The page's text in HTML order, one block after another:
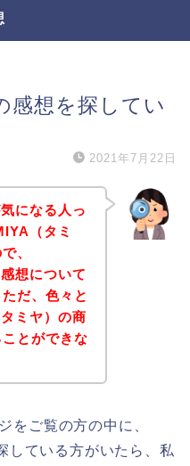
感想を探してい
2021年7月22日
になる人っ
（タミ
、
想について
だ、色々と
ミヤ）の商
とができな
をご覧の方の中に、
している方がいたら、私